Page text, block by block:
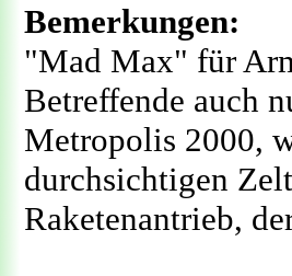
Bemerkungen:
"Mad Max" für
Betreffende auch
Metropolis 2000,
durchsichtigen
Raketenantrieb,